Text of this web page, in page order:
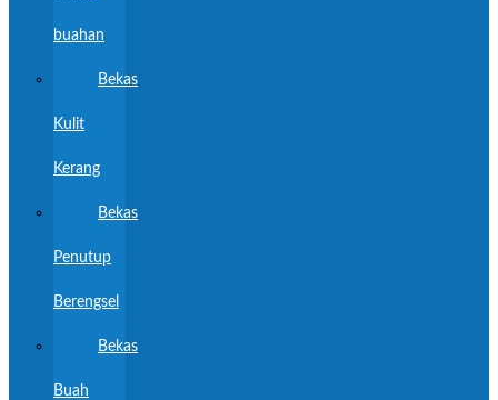
buahan
Bekas
Kulit
Kerang
Bekas
Penutup
Berengsel
Bekas
Buah